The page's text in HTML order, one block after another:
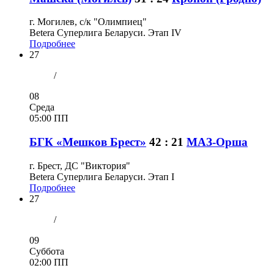
г. Могилев, с/к "Олимпиец"
Betera Суперлига Беларуси. Этап IV
Подробнее
27
/
08
Среда
05:00 ПП
БГК «Мешков Брест» 42 : 21 МАЗ-Орша
г. Брест, ДС "Виктория"
Betera Суперлига Беларуси. Этап I
Подробнее
27
/
09
Суббота
02:00 ПП